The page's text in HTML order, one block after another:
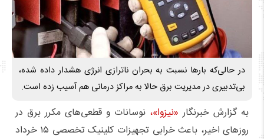
در حالی‌که بارها نسبت به بحران ناترازی انرژی هشدار داده شده،
بی‌تدبیری در مدیریت برق حالا به مراکز درمانی هم آسیب زده است.
به گزارش خبرنگار «نیزوا»، نوسانات و قطعی‌های مکرر برق در
روزهای اخیر، باعث خرابی تجهیزات کلینیک تخصصی ۱۵ خرداد